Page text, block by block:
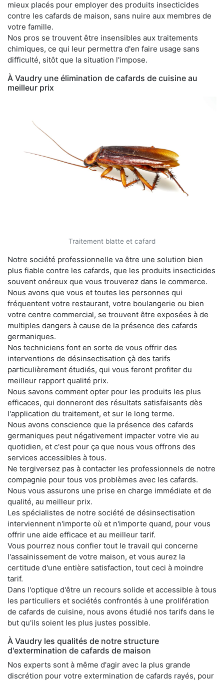
mieux placés pour employer des produits insecticides
contre les cafards de maison, sans nuire aux membres de
votre famille.
Nos pros se trouvent être insensibles aux traitements
chimiques, ce qui leur permettra d'en faire usage sans
difficulté, sitôt que la situation l'impose.
À Vaudry une élimination de cafards de cuisine au
meilleur prix
Traitement blatte et cafard
Notre société professionnelle va être une solution bien
plus fiable contre les cafards, que les produits insecticides
souvent onéreux que vous trouverez dans le commerce.
Nous avons que vous et toutes les personnes qui
fréquentent votre restaurant, votre boulangerie ou bien
votre centre commercial, se trouvent être exposées à de
multiples dangers à cause de la présence des cafards
germaniques.
Nos techniciens font en sorte de vous offrir des
interventions de désinsectisation çà des tarifs
particulièrement étudiés, qui vous feront profiter du
meilleur rapport qualité prix.
Nous savons comment opter pour les produits les plus
efficaces, qui donneront des résultats satisfaisants dès
l'application du traitement, et sur le long terme.
Nous avons conscience que la présence des cafards
germaniques peut négativement impacter votre vie au
quotidien, et c'est pour ça que nous vous offrons des
services accessibles à tous.
Ne tergiversez pas à contacter les professionnels de notre
compagnie pour tous vos problèmes avec les cafards.
Nous vous assurons une prise en charge immédiate et de
qualité, au meilleur prix.
Les spécialistes de notre société de désinsectisation
interviennent n'importe où et n'importe quand, pour vous
offrir une aide efficace et au meilleur tarif.
Vous pourrez nous confier tout le travail qui concerne
l'assainissement de votre maison, et vous aurez la
certitude d'une entière satisfaction, tout ceci à moindre
tarif.
Dans l'optique d'être un recours solide et accessible à tous
les particuliers et sociétés confrontés à une prolifération
de cafards de cuisine, nous avons étudié nos tarifs dans le
but qu'ils soient les plus justes possible.
À Vaudry les qualités de notre structure
d'extermination de cafards de maison
Nos experts sont à même d'agir avec la plus grande
discrétion pour votre extermination de cafards rayés, pour